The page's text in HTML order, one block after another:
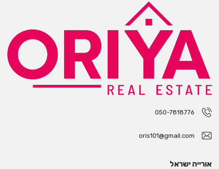
050-7818776
oris101@gmail.com
אורייה ישראל